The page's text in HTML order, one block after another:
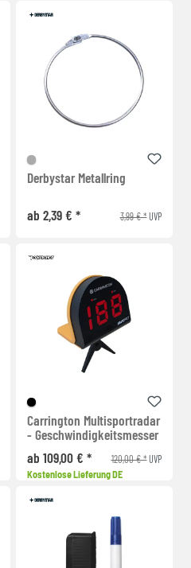
Derbystar Metallring
ab 2,39 € * 3,99 € *UVP
Carrington Multisportradar
- Geschwindigkeitsmesser
ab 109,00 € *
120,00 € *UVP
Kostenlose Lieferung DE